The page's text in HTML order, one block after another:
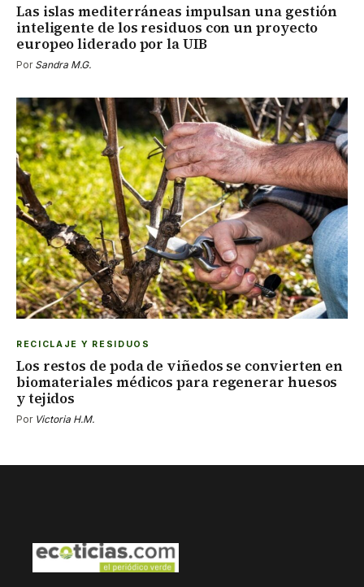
Las islas mediterráneas impulsan una gestión
inteligente de los residuos con un proyecto
europeo liderado por la UIB
Por Sandra M.G.
RECICLAJE Y RESIDUOS
Los restos de poda de viñedos se convierten en
biomateriales médicos para regenerar huesos
y tejidos
Por Victoria H.M.